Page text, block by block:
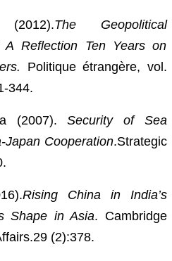
The Geopolitical
A Reflection Ten Years on
Politique étrangère, vol.
344.
(2007).Security of Sea
Japan Cooperation.Strategic
Rising China in India’s
Shape in Asia. Cambridge
(2):378.